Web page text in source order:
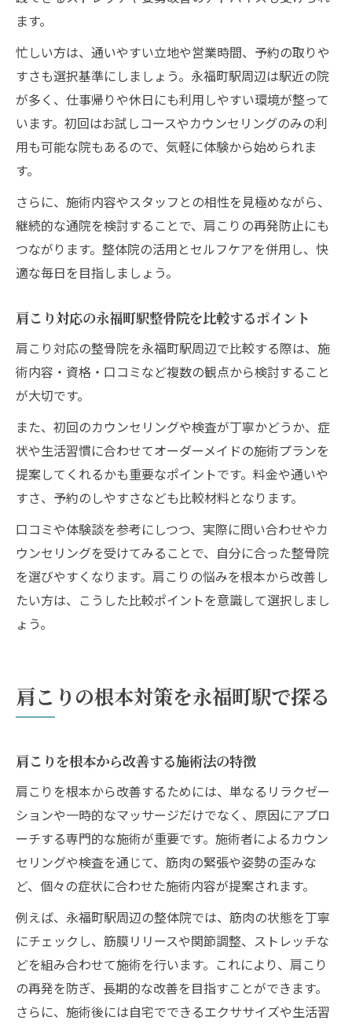
ます。
忙しい方は、通いやすい立地や営業時間、予約の取りや
すさも選択基準にしましょう。永福町駅周辺は駅近の院
が多く、仕事帰りや休日にも利用しやすい環境が整って
います。初回はお試しコースやカウンセリングのみの利
用も可能な院もあるので、気軽に体験から始められま
す。
さらに、施術内容やスタッフとの相性を見極めながら、
継続的な通院を検討することで、肩こりの再発防止にも
つながります。整体院の活用とセルフケアを併用し、快
適な毎日を目指しましょう。
肩こり対応の永福町駅整骨院を比較するポイント
肩こり対応の整骨院を永福町駅周辺で比較する際は、施
術内容・資格・口コミなど複数の観点から検討すること
が大切です。
また、初回のカウンセリングや検査が丁寧かどうか、症
状や生活習慣に合わせてオーダーメイドの施術プランを
提案してくれるかも重要なポイントです。料金や通いや
すさ、予約のしやすさなども比較材料となります。
口コミや体験談を参考にしつつ、実際に問い合わせやカ
ウンセリングを受けてみることで、自分に合った整骨院
を選びやすくなります。肩こりの悩みを根本から改善し
たい方は、こうした比較ポイントを意識して選択しまし
ょう。
肩こりの根本対策を永福町駅で探る
肩こりを根本から改善する施術法の特徴
肩こりを根本から改善するためには、単なるリラクゼー
ションや一時的なマッサージだけでなく、原因にアプロ
ーチする専門的な施術が重要です。施術者によるカウン
セリングや検査を通じて、筋肉の緊張や姿勢の歪みな
ど、個々の症状に合わせた施術内容が提案されます。
例えば、永福町駅周辺の整体院では、筋肉の状態を丁寧
にチェックし、筋膜リリースや関節調整、ストレッチな
どを組み合わせて施術を行います。これにより、肩こり
の再発を防ぎ、長期的な改善を目指すことができます。
さらに、施術後には自宅でできるエクササイズや生活習